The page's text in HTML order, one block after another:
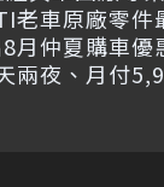
老車原廠零件
8月仲夏購車
兩夜、月付